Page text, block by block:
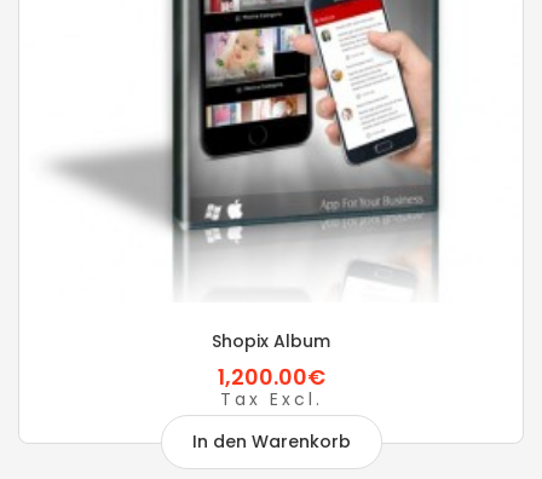
Shopix Album
1,200.00€
Tax Excl.
In den Warenkorb